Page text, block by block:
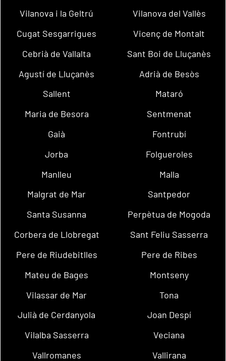
Vilanova i la Geltrú
Vilanova del Vallès
Cugat Sesgarrigues
Vicenç de Montalt
Cebrià de Vallalta
Sant Boi de Lluçanès
Agustí de Lluçanès
Adrià de Besòs
Sallent
Mataró
Maria de Besora
Sentmenat
Gaià
Fontrubí
Jorba
Folgueroles
Manlleu
Malla
Malgrat de Mar
Santpedor
Santa Susanna
Perpètua de Mogoda
Corbera de Llobregat
Sant Feliu Sasserra
Pere de Riudebitlles
Pere de Ribes
Mateu de Bages
Montseny
Vilassar de Mar
Tona
Julià de Cerdanyola
Joan Despí
Vilalba Sasserra
Veciana
Vallromanes
Vallirana